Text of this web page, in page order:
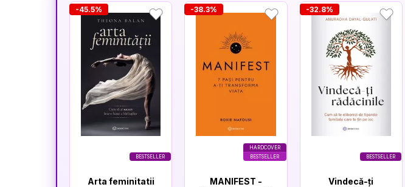
BESTSELLER
-45.5%
Arta feminitatii
HARDCOVER
BESTSELLER
-38.3%
MANIFEST -
BESTSELLER
-32.8%
Vindecă-ți